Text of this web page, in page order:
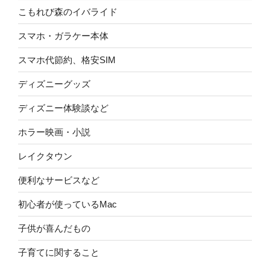
こもれび森のイバライド
スマホ・ガラケー本体
スマホ代節約、格安SIM
ディズニーグッズ
ディズニー体験談など
ホラー映画・小説
レイクタウン
便利なサービスなど
初心者が使っているMac
子供が喜んだもの
子育てに関すること